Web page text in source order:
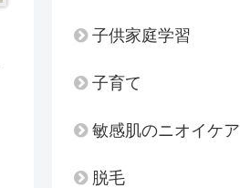
子供家庭学習
子育て
敏感肌のニオイケア
脱毛